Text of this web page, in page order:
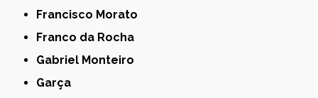
Francisco Morato
Franco da Rocha
Gabriel Monteiro
Garça